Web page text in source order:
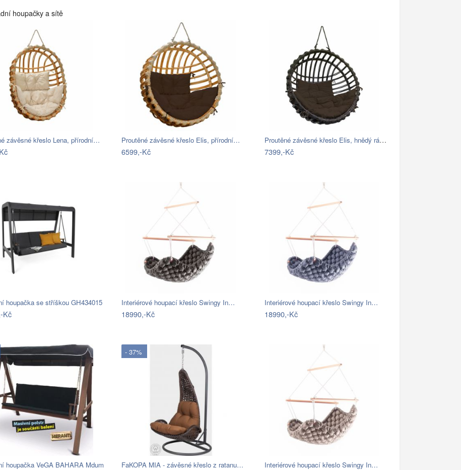
houpačky a sítě
závěsné křeslo Lena, přírodní… Proutěné závěsné křeslo Elis, přírodní…
6599,-Kč
Proutěné závěsné křeslo Elis, hnědý rám…
7399,-Kč
houpačka se stříškou GH434015
Kč
Interiérové houpací křeslo Swingy In…
18990,-Kč
Interiérové houpací křeslo Swingy In…
18990,-Kč
houpačka VeGA BAHARA Mdum
- 37%
FaKOPA MIA - závěsné křeslo z ratanu… Interiérové houpací křeslo Swingy In…